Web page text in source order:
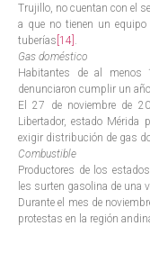
Trujillo, no cuentan con el
a que no tienen un
tuberías [14] .
Gas doméstico
Habitantes de al menos
denunciaron cumplir un
El 27 de noviembre de
Libertador, estado Mérida
exigir distribución de gas
Combustible
Productores de los
les surten gasolina de una
Durante el mes de
protestas en la región